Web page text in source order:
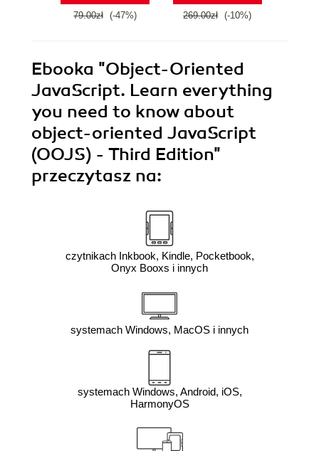
79.00zł (-47%) 269.00zł (-10%)
Ebooka "Object-Oriented
JavaScript. Learn everything
you need to know about
object-oriented JavaScript
(OOJS) - Third Edition"
przeczytasz na:
czytnikach Inkbook, Kindle, Pocketbook,
Onyx Booxs i innych
systemach Windows, MacOS i innych
systemach Windows, Android, iOS,
HarmonyOS